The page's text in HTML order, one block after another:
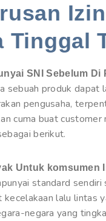
Tinggal
SNI Sebelum Di
sebuah produk
pengusaha,
cuma buat
berikut.
Untuk komsumen
standard
lalu lintas
negara yang